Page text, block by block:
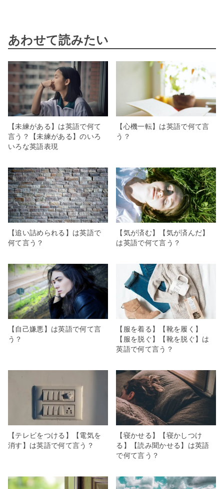
あわせて読みたい
【未練がある】は英語で何て
言う？【未練がある】のいろ
いろな英語表現
【心機一転】は英語で何て言
う？
【追い詰められる】は英語で
何て言う？
【気が済む】【気が済んだ】
は英語で何て言う？
【自己嫌悪】は英語で何て言
う？
【服を着る】【靴を履く】
【服を脱ぐ】【靴を脱ぐ】は
英語で何て言う？
【テレビをつける】【電気を
消す】は英語で何て言う？
【寝かせる】【寝かしつけ
る】【読み聞かせる】は英語
で何て言う？